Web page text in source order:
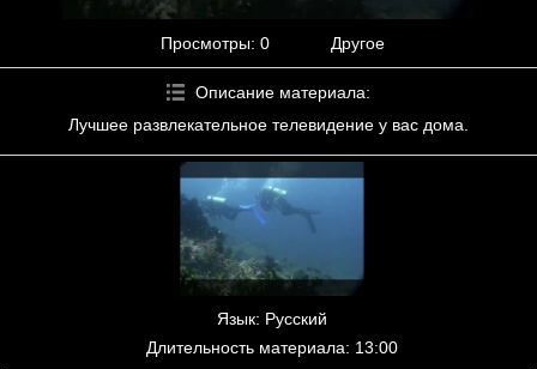
Просмотры: 0 Другое
Описание материала:
Лучшее развлекательное телевидение у вас дома.
Язык: Русский
Длительность материала: 13:00